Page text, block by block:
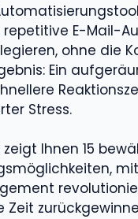
E-Mail-
ohne die
Ein
Stress.
Ihnen 15